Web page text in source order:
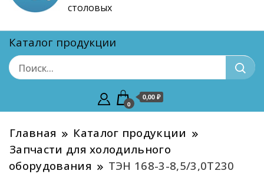
столовых
Каталог продукции
0
0,00 ₽
Главная
Каталог продукции
Запчасти для холодильного
оборудования
ТЭН 168-3-8,5/3,0Т230